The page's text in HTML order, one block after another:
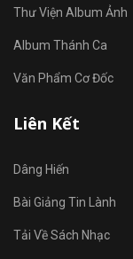
Thư Viện Album Ảnh
Album Thánh Ca
Văn Phẩm Cơ Đốc
Liên Kết
Dâng Hiến
Bài Giảng Tin Lành
Tải Về Sách Nhạc